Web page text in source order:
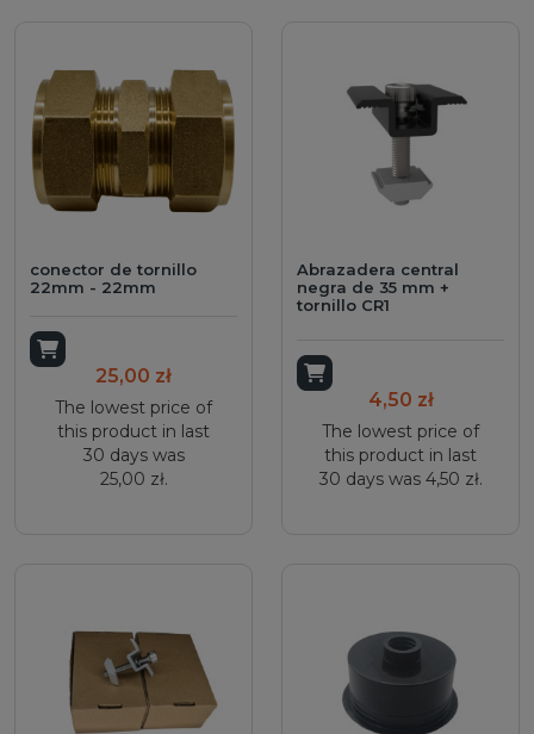
conector de tornillo
22mm - 22mm
Add to cart
25,00 zł
The lowest price of
this product in last
30 days was
25,00 zł.
Abrazadera central
negra de 35 mm +
tornillo CR1
Add to cart
4,50 zł
The lowest price of
this product in last
30 days was 4,50 zł.